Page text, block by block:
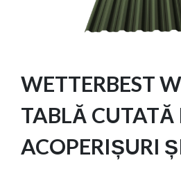
WETTERBEST
TABLĂ CUTATĂ
ACOPERIȘURI